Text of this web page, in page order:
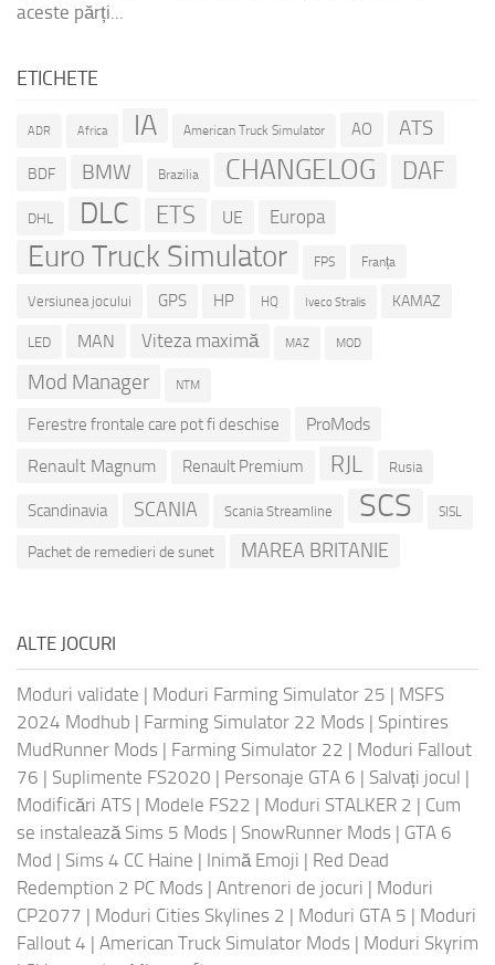
aceste părți...
ETICHETE
ADR Africa IA American Truck Simulator AO ATS
BDF BMW Brazilia CHANGELOG DAF
DHL DLC ETS UE Europa
Euro Truck Simulator FPS Franța
Versiunea jocului GPS HP HQ Iveco Stralis KAMAZ
LED MAN Viteza maximă MAZ MOD
Mod Manager NTM
Ferestre frontale care pot fi deschise
ProMods
Renault Magnum
Renault Premium RJL Rusia
Scandinavia SCANIA Scania Streamline SCS SISL
Pachet de remedieri de sunet MAREA BRITANIE
ALTE JOCURI
Moduri validate | Moduri Farming Simulator 25 | MSFS
2024 Modhub | Farming Simulator 22 Mods | Spintires
MudRunner Mods | Farming Simulator 22 | Moduri Fallout
76 | Suplimente FS2020 | Personaje GTA 6 | Salvați jocul |
Modificări ATS | Modele FS22 | Moduri STALKER 2 | Cum
se instalează Sims 5 Mods | SnowRunner Mods | GTA 6
Mod | Sims 4 CC Haine | Inimă Emoji | Red Dead
Redemption 2 PC Mods | Antrenori de jocuri | Moduri
CP2077 | Moduri Cities Skylines 2 | Moduri GTA 5 | Moduri
Fallout 4 | American Truck Simulator Mods | Moduri Skyrim